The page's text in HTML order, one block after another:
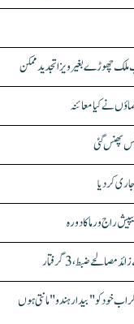
نے کیا معائنہ
پھنس گئی
راج ورما کا دورہ
اب خود کو "بیدار ہندو" مانتی ہوں